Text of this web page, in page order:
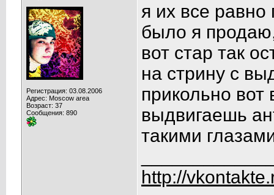
Регистрация: 03.08.2006
Адрес: Moscow area
Возраст: 37
Сообщения: 890
я их все
было я
вот стар так
на стрину с
прикольно вот
выдвигаешь
такими
http://